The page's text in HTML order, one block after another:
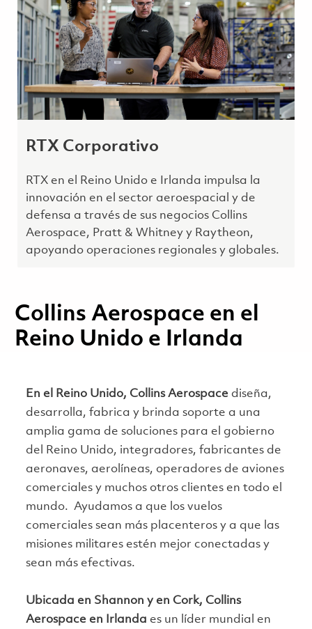
RTX Corporativo
RTX en el Reino Unido e Irlanda impulsa la
innovación en el sector aeroespacial y de
defensa a través de sus negocios Collins
Aerospace, Pratt & Whitney y Raytheon,
apoyando operaciones regionales y globales.
Collins Aerospace en el
Reino Unido e Irlanda
En el Reino Unido, Collins Aerospace diseña,
desarrolla, fabrica y brinda soporte a una
amplia gama de soluciones para el gobierno
del Reino Unido, integradores, fabricantes de
aeronaves, aerolíneas, operadores de aviones
comerciales y muchos otros clientes en todo el
mundo. Ayudamos a que los vuelos
comerciales sean más placenteros y a que las
misiones militares estén mejor conectadas y
sean más efectivas.
Ubicada en Shannon y en Cork, Collins
Aerospace en Irlanda es un líder mundial en